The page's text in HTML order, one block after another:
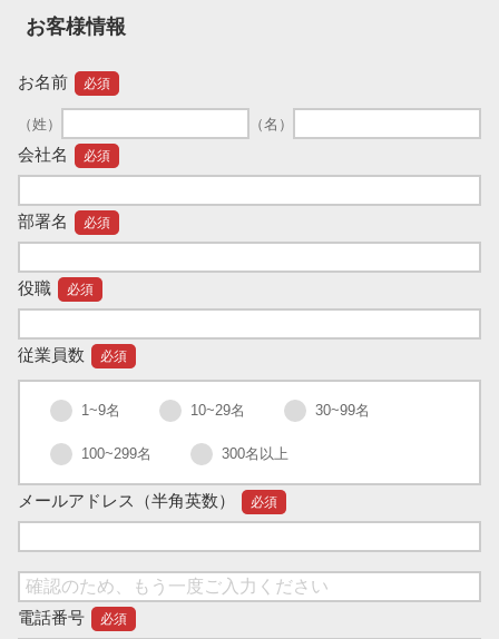
お客様情報
お名前 必須
（姓） （名）
会社名 必須
部署名 必須
役職 必須
従業員数 必須
1~9名 10~29名 30~99名
100~299名 300名以上
メールアドレス （半角英数） 必須
電話番号 必須